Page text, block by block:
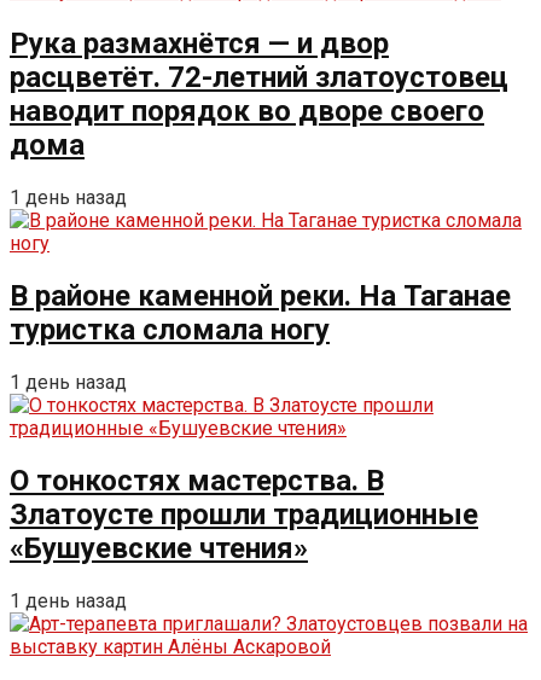
Рука размахнётся — и двор
расцветёт. 72-летний златоустовец
наводит порядок во дворе своего
дома
1 день назад
В районе каменной реки. На Таганае
туристка сломала ногу
1 день назад
О тонкостях мастерства. В
Златоусте прошли традиционные
«Бушуевские чтения»
1 день назад